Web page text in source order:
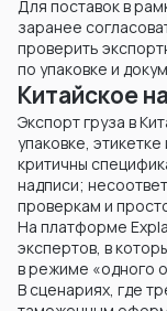
Для поставок в
заранее
проверить
по упаковке и
Китайское
Экспорт груза в
упаковке,
критичны
надписи;
проверкам и
На платформе
экспертов, в
в режиме «одного
В сценариях, где